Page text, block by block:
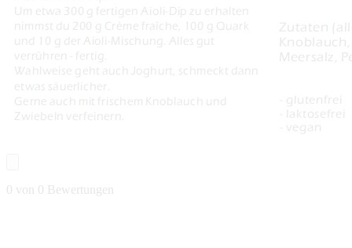
0 von 0 Bewertungen